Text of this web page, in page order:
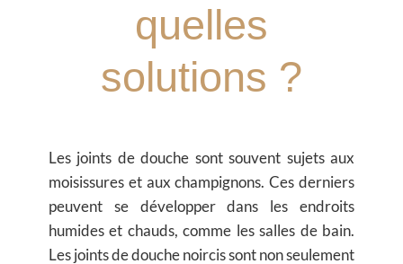
quelles
solutions ?
Les joints de douche sont souvent sujets aux
moisissures et aux champignons. Ces derniers
peuvent se développer dans les endroits
humides et chauds, comme les salles de bain.
Les joints de douche noircis sont non seulement